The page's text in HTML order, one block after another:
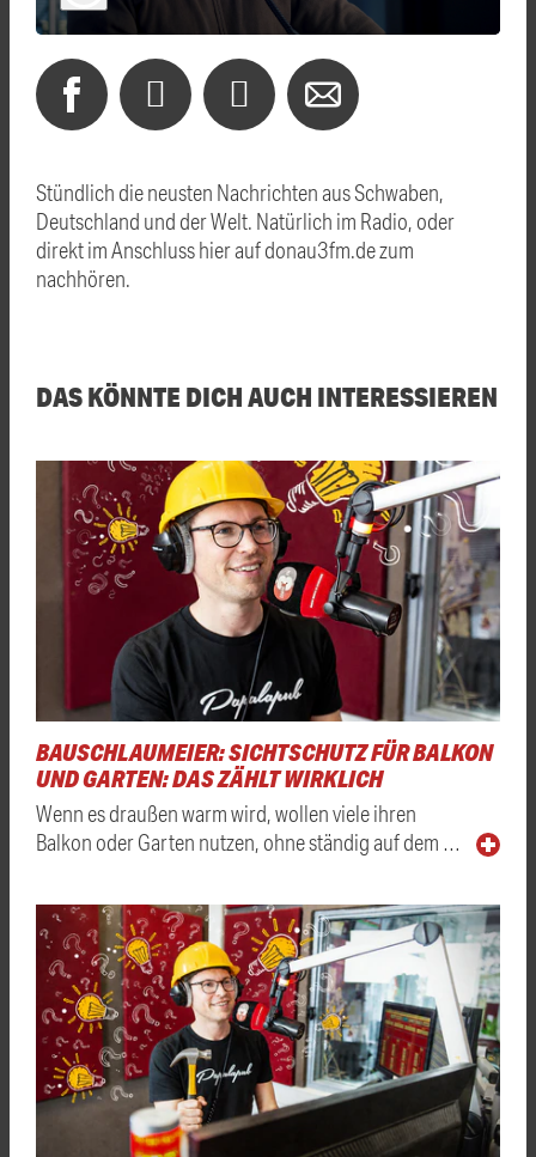
Stündlich die neusten Nachrichten aus Schwaben,
Deutschland und der Welt. Natürlich im Radio, oder
direkt im Anschluss hier auf donau3fm.de zum
nachhören.
DAS KÖNNTE DICH AUCH INTERESSIEREN
BAUSCHLAUMEIER: SICHTSCHUTZ FÜR BALKON
UND GARTEN: DAS ZÄHLT WIRKLICH
Wenn es draußen warm wird, wollen viele ihren
Balkon oder Garten nutzen, ohne ständig auf dem …